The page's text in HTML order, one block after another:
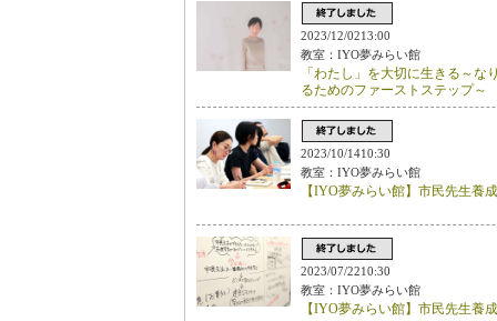
2023/12/0213:00
教室：IYO夢みらい館
「わたし」を大切に生きる～な
るためのファーストステップ～
2023/10/1410:30
教室：IYO夢みらい館
【IYO夢みらい館】市民先生養
2023/07/2210:30
教室：IYO夢みらい館
【IYO夢みらい館】市民先生養